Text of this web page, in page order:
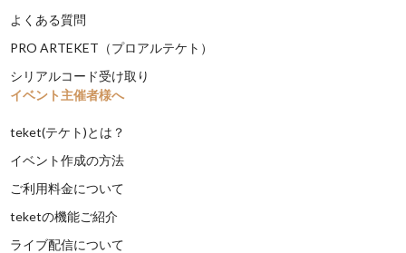
よくある質問
PRO ARTEKET（プロアルテケト）
シリアルコード受け取り
イベント主催者様へ
teket(テケト)とは？
イベント作成の方法
ご利用料金について
teketの機能ご紹介
ライブ配信について